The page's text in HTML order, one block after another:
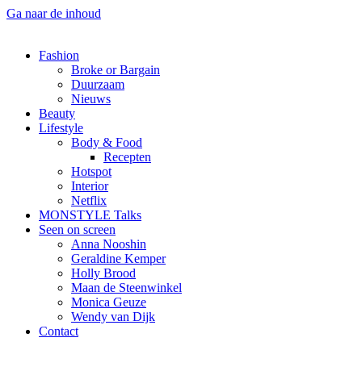
Ga naar de inhoud
Fashion
Broke or Bargain
Duurzaam
Nieuws
Beauty
Lifestyle
Body & Food
Recepten
Hotspot
Interior
Netflix
MONSTYLE Talks
Seen on screen
Anna Nooshin
Geraldine Kemper
Holly Brood
Maan de Steenwinkel
Monica Geuze
Wendy van Dijk
Contact